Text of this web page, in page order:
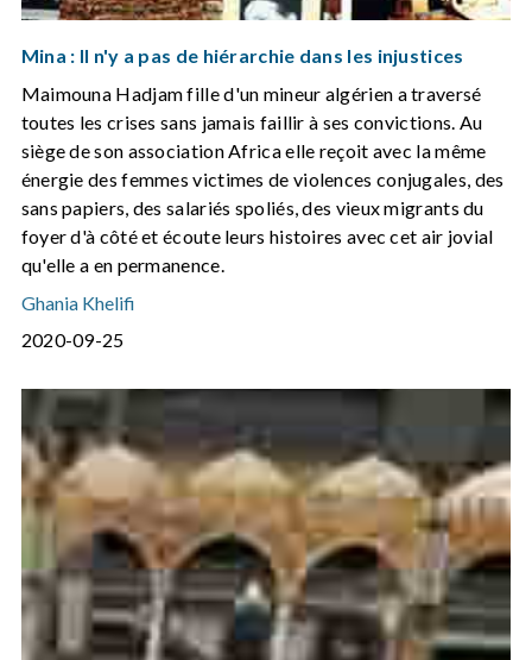
Mina : Il n'y a pas de hiérarchie dans les injustices
Maimouna Hadjam fille d'un mineur algérien a traversé
toutes les crises sans jamais faillir à ses convictions. Au
siège de son association Africa elle reçoit avec la même
énergie des femmes victimes de violences conjugales, des
sans papiers, des salariés spoliés, des vieux migrants du
foyer d'à côté et écoute leurs histoires avec cet air jovial
qu'elle a en permanence.
Ghania Khelifi
2020-09-25